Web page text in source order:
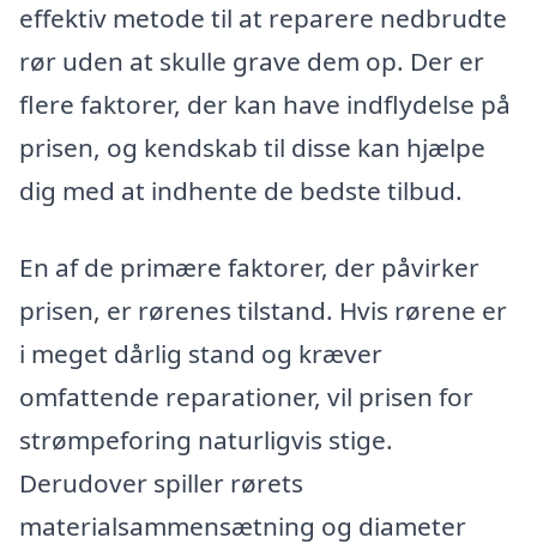
effektiv metode til at reparere nedbrudte
rør uden at skulle grave dem op. Der er
flere faktorer, der kan have indflydelse på
prisen, og kendskab til disse kan hjælpe
dig med at indhente de bedste tilbud.
En af de primære faktorer, der påvirker
prisen, er rørenes tilstand. Hvis rørene er
i meget dårlig stand og kræver
omfattende reparationer, vil prisen for
strømpeforing naturligvis stige.
Derudover spiller rørets
materialsammensætning og diameter